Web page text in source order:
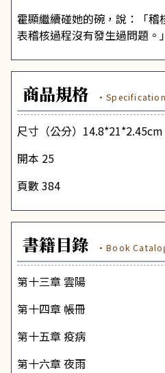
霍顯繼續碰她的碗，說：「
表稽核過程沒有發生過問題。」
商品規格
尺寸（公分）14.8*21*2.45cm
開本 25
頁數 384
書籍目錄 ·Book
第十三章 雲陽
第十四章 帳冊
第十五章 疫病
第十六章 夜雨